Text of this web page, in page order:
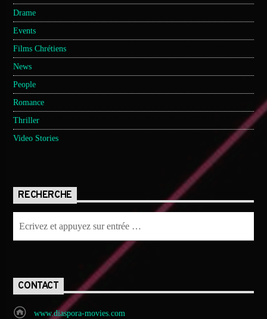
Drame
Events
Films Chrétiens
News
People
Romance
Thriller
Video Stories
RECHERCHE
CONTACT
www.diaspora-movies.com